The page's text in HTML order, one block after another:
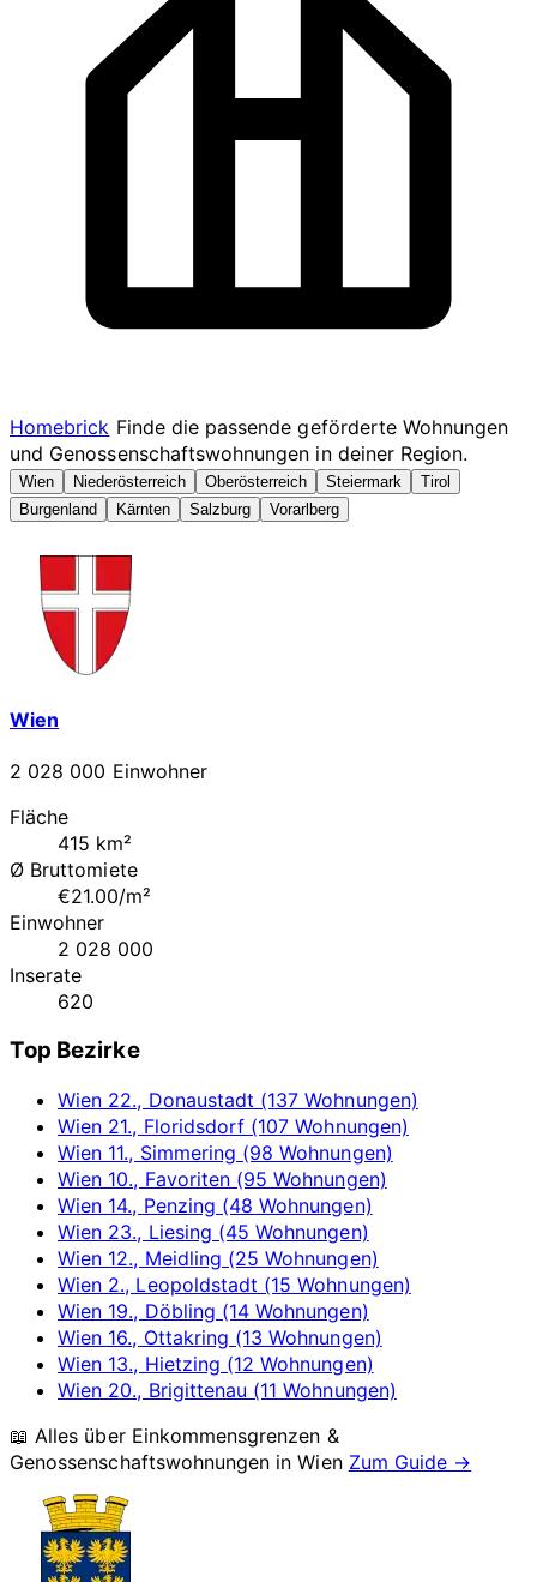
Homebrick Finde die passende geförderte Wohnungen
und Genossenschaftswohnungen in deiner Region.
Wien Niederösterreich Oberösterreich Steiermark
Tirol
Burgenland
Kärnten Salzburg Vorarlberg
Wien
2 028 000 Einwohner
Fläche
415 km²
Ø Bruttomiete
€21.00/m²
Einwohner
2 028 000
Inserate
620
Top Bezirke
Wien 22., Donaustadt (137 Wohnungen)
Wien 21., Floridsdorf (107 Wohnungen)
Wien 11., Simmering (98 Wohnungen)
Wien 10., Favoriten (95 Wohnungen)
Wien 14., Penzing (48 Wohnungen)
Wien 23., Liesing (45 Wohnungen)
Wien 12., Meidling (25 Wohnungen)
Wien 2., Leopoldstadt (15 Wohnungen)
Wien 19., Döbling (14 Wohnungen)
Wien 16., Ottakring (13 Wohnungen)
Wien 13., Hietzing (12 Wohnungen)
Wien 20., Brigittenau (11 Wohnungen)
📖 Alles über Einkommensgrenzen &
Genossenschaftswohnungen inWien Zum Guide →